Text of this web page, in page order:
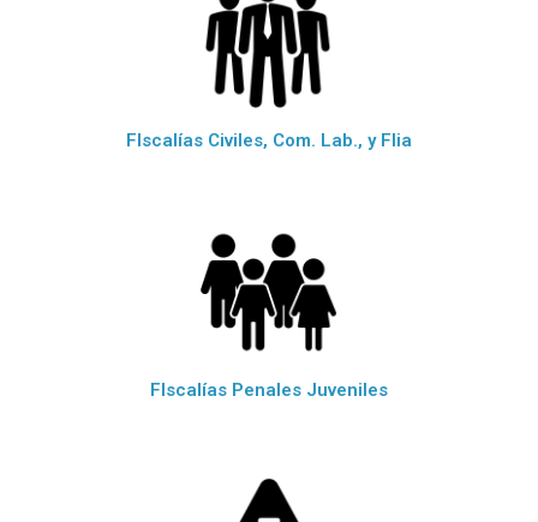
FIscalías Civiles, Com. Lab., y Flia
FIscalías Penales Juveniles